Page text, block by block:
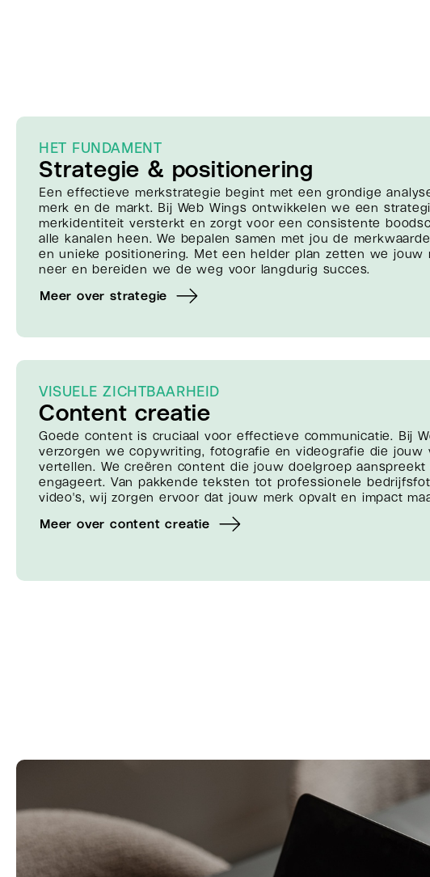
HET FUNDAMENT
Strategie & positionering
Een effectieve merkstrategie begint met een grondige
merk en de markt. Bij Web Wings ontwikkelen we een
merkidentiteit versterkt en zorgt voor een consistente
alle kanalen heen. We bepalen samen met jou de
en unieke positionering. Met een helder plan zetten we jouw
neer en bereiden we de weg voor langdurig succes​.
Meer over strategie
VISUELE ZICHTBAARHEID
Content creatie
Goede content is cruciaal voor effectieve communicatie. Bij
verzorgen we copywriting, fotografie en videografie die jouw
vertellen. We creëren content die jouw doelgroep aanspreekt
engageert. Van pakkende teksten tot professionele
video's, wij zorgen ervoor dat jouw merk opvalt en impact
Meer over content creatie